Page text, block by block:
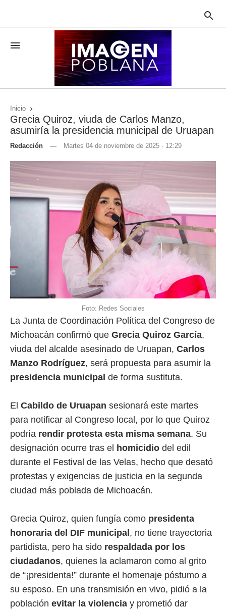


Inicio 
Grecia Quiroz, viuda de Carlos Manzo,
asumiría la presidencia municipal de Uruapan
Redacción — Martes 04 de noviembre de 2025 - 12:29
Foto: Redes Sociales
La Junta de Coordinación Política del Congreso de
Michoacán confirmó que Grecia Quiroz García,
viuda del alcalde asesinado de Uruapan, Carlos
Manzo Rodríguez, será propuesta para asumir la
presidencia municipal de forma sustituta.
El Cabildo de Uruapan sesionará este martes
para notificar al Congreso local, por lo que Quiroz
podría rendir protesta esta misma semana. Su
designación ocurre tras el homicidio del edil
durante el Festival de las Velas, hecho que desató
protestas y exigencias de justicia en la segunda
ciudad más poblada de Michoacán.
Grecia Quiroz, quien fungía como presidenta
honoraria del DIF municipal , no tiene trayectoria
partidista, pero ha sido respaldada por los
ciudadanos, quienes la aclamaron como al grito
de “¡presidenta!” durante el homenaje póstumo a
su esposo. En una transmisión en vivo, pidió a la
población evitar la violencia y prometió dar